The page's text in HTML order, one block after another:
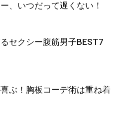
、いつだって遅くない！
セクシー腹筋男子BEST7
ぶ！胸板コーデ術は重ね着